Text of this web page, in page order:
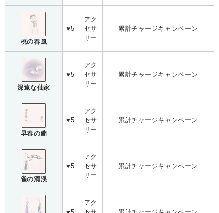
桃の春風
♥5
アク
セサ
リー
累計チャージキャンペーン
深遠な仙家
♥5
アク
セサ
リー
累計チャージキャンペーン
早春の蘭
♥5
アク
セサ
リー
累計チャージキャンペーン
雀の清渓
♥5
アク
セサ
リー
累計チャージキャンペーン
アク